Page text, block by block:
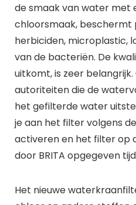
de smaak van water met
chloorsmaak, beschermt
herbiciden, microplastic,
van de bacteriën. De
uitkomt, is zeer
autoriteiten die de
het gefilterde water
je aan het filter volgens
activeren en het filter op
door BRITA opgegeven
Het nieuwe